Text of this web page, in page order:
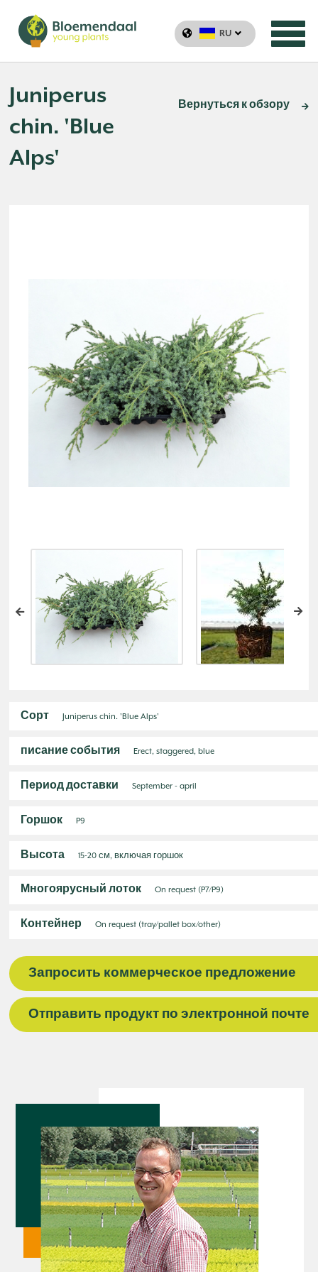
RU
Juniperus
chin. 'Blue
Alps'
Вернуться к обзору
Сорт Juniperus chin. 'Blue Alps'
писание события Erect, staggered, blue
Период доставки September - april
Горшок P9
Высота 15-20 см, включая горшок
Многоярусный лоток On request (P7/P9)
Контейнер On request (tray/pallet box/other)
Запросить коммерческое предложение
Отправить продукт по электронной почте